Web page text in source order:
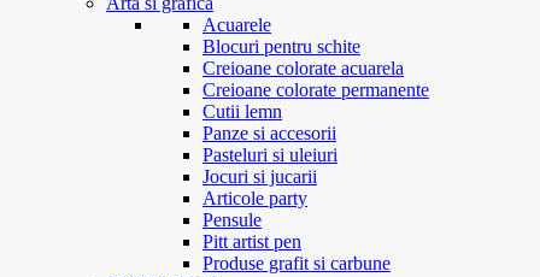
Acuarele
Blocuri pentru schite
Creioane colorate acuarela
Creioane colorate permanente
Cutii lemn
Panze si accesorii
Pasteluri si uleiuri
Jocuri si jucarii
Articole party
Pensule
Pitt artist pen
Produse grafit si carbune